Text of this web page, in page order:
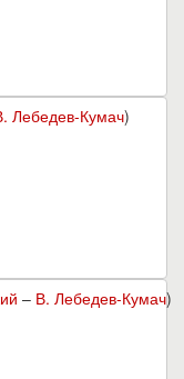
Лебедев-Кумач)
– В. Лебедев-Кумач)